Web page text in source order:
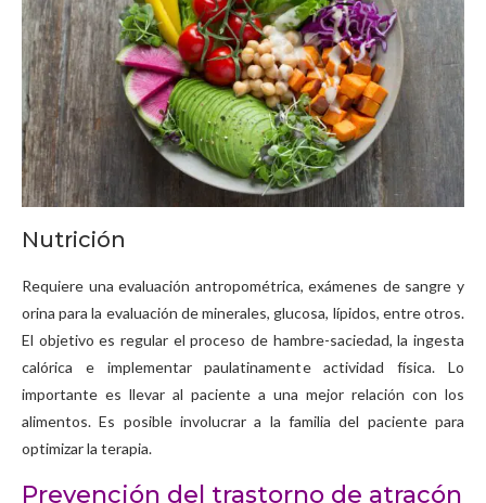
Nutrición
Requiere una evaluación antropométrica, exámenes de sangre y
orina para la evaluación de minerales, glucosa, lípidos, entre otros.
El objetivo es regular el proceso de hambre-saciedad, la ingesta
calórica e implementar paulatinamente actividad física. Lo
importante es llevar al paciente a una mejor relación con los
alimentos. Es posible involucrar a la familia del paciente para
optimizar la terapia.
Prevención del trastorno de atracón